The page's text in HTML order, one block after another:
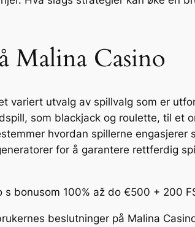
Malina Casino
variert utvalg av spillvalg som er
som blackjack og roulette, til et
hvordan spillerne
for å garantere rettferdig
beslutninger på Malina